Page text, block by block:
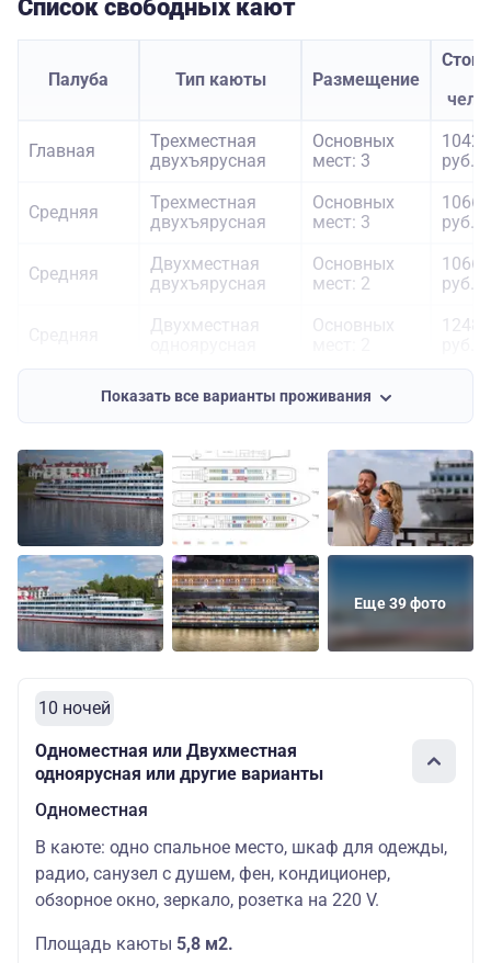
Список свободных кают
Палуба Тип каюты Размещение
Главная
Трехместная
двухъярусная
Основных
мест: 3
руб.
Средняя
Трехместная
двухъярусная
Основных
мест: 3
руб.
Средняя
Двухместная
двухъярусная
Основных
мест: 2
руб.
Двухместная
Основных
четырехместный
мест: 4
Средняя
Люкс
четырехместный
Основных
мест: 4
руб.
Шлюпочная
Полулюкс
четырехместный
Основных
мест: 4
руб.
Показать все варианты проживания
Еще 39 фото
10 ночей
Одноместная или Двухместная
одноярусная или другие варианты
Одноместная
В каюте: одно спальное место, шкаф для одежды,
радио, санузел с душем, фен, кондиционер,
обзорное окно, зеркало, розетка на 220 V.
Площадь каюты 5,8 м2.